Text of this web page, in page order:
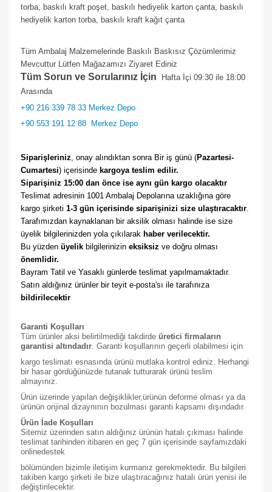
torba,
baskılı kraft poşet, baskılı hediyelik karton çanta,
baskılı
hediyelik karton torba,
baskılı kraft kağıt çanta
Tüm Ambalaj Malzemelerinde Baskılı Baskısız Çözümlerimiz
Mevcuttur Lütfen Mağazamızı Ziyaret Ediniz
Tüm Sorun ve Sorularınız İçin Hafta İçi 09:30 ile 18:00
Arasında
+90 216 339 78 33 Merkez Depo
+90 553 191 12 88 Merkez Depo
Siparişleriniz , onay alındıktan sonra Bir iş günü (Pazartesi-
Cumartesi) içerisinde kargoya teslim edilir.
Siparişiniz 15:00 dan önce ise aynı gün kargo olacaktır
Teslimat adresinin 1001 Ambalaj Depolarına uzaklığına göre
kargo şirketi 1-3 gün içerisinde siparişinizi size ulaştıracaktır
Tarafımızdan kaynaklanan bir aksilik olması halinde ise size
üyelik bilgilerinizden yola çıkılarak haber verilecektir.
Bu yüzden üyelik bilgilerinizin eksiksiz
önemlidir.
Bayram Tatil ve Yasaklı günlerde teslimat yapılmamaktadır.
bildirilecektir
Garanti Koşulları
Tüm ürünler aksi belirtilmediği takdirde üretici firmaların
garantisi altındadır . Garanti koşullarının geçerli olabilmesi için
kargo teslimatı esnasında ürünü mutlaka kontrol ediniz. Herhangi
bir hasar gördüğünüzde tutanak tutturarak ürünü teslim
almayınız.
Ürün üzerinde yapılan değişiklikler,ürünün deforme olması ya da
ürünün orijinal dizaynının bozulması garanti kapsamı dışındadır.
Ürün İade Koşulları
Sitemiz üzerinden satın aldığınız ürünün hatalı çıkması halinde
teslimat tarihinden itibaren en geç 7 gün içerisinde sayfamızdaki
onlinedestek
bölümünden bizimle iletişim kurmanız gerekmektedir. Bu bilgileri
takiben kargo şirketi ile bize ulaştıracağınız hatalı ürün yenisi ile
değiştirilecektir.